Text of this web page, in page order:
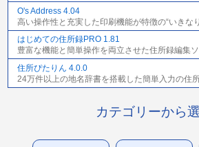
O's Address 4.04
高い操作性と充実した印刷機能が特徴の“いきな
はじめての住所録PRO 1.81
豊富な機能と簡単操作を両立させた住所録編集ソ
住所ぴたりん 4.0.0
24万件以上の地名辞書を搭載した簡単入力の住
カテゴリーから